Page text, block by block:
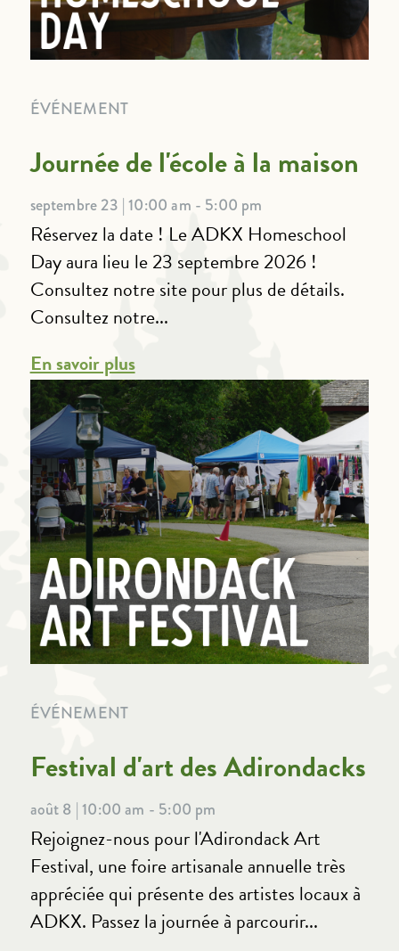
ÉVÉNEMENT
Journée de l'école à la maison
septembre 23 | 10:00 am - 5:00 pm
Réservez la date ! Le ADKX Homeschool
Day aura lieu le 23 septembre 2026 !
Consultez notre site pour plus de détails.
Consultez notre...
En savoir plus
ÉVÉNEMENT
Festival d'art des Adirondacks
août 8 | 10:00 am - 5:00 pm
Rejoignez-nous pour l'Adirondack Art
Festival, une foire artisanale annuelle très
appréciée qui présente des artistes locaux à
ADKX. Passez la journée à parcourir...